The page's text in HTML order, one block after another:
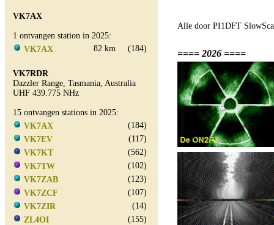
VK7AX
1 ontvangen station in 2025:
VK7AX
82 km (184)
VK7RDR
Dazzler Range, Tasmania, Australia
UHF 439.775 NHz
15 ontvangen stations in 2025:
VK7AX
(184)
VK7EV
(117)
VK7KT
(562)
VK7TW
(102)
VK7ZAB
(123)
VK7ZCF
(107)
VK7ZIR
(14)
ZL4OI
(155)
Alle door PI1DFT
==== 2026 ====